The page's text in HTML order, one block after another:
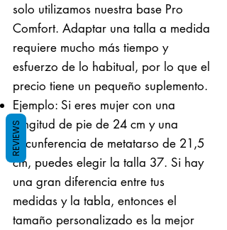
solo utilizamos nuestra base Pro
Comfort. Adaptar una talla a medida
requiere mucho más tiempo y
esfuerzo de lo habitual, por lo que el
precio tiene un pequeño suplemento.
Ejemplo: Si eres mujer con una
longitud de pie de 24 cm y una
circunferencia de metatarso de 21,5
cm, puedes elegir la talla 37. Si hay
una gran diferencia entre tus
medidas y la tabla, entonces el
tamaño personalizado es la mejor
REVIEWS